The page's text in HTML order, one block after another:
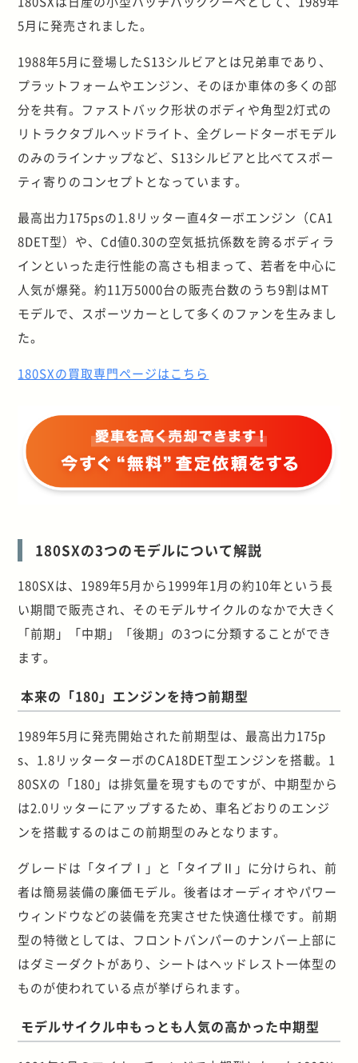
5月に発売されました。
1988年5月に登場したS13シルビアとは兄弟車であり、
プラットフォームやエンジン、そのほか車体の多くの部
分を共有。ファストバック形状のボディや角型2灯式の
リトラクタブルヘッドライト、全グレードターボモデル
のみのラインナップなど、S13シルビアと比べてスポー
ティ寄りのコンセプトとなっています。
最高出力175psの1.8リッター直4ターボエンジン（CA1
8DET型）や、Cd値0.30の空気抵抗係数を誇るボディラ
インといった走行性能の高さも相まって、若者を中心に
人気が爆発。約11万5000台の販売台数のうち9割はMT
モデルで、スポーツカーとして多くのファンを生みまし
た。
180SXの買取専門ページはこちら
180SXの3つのモデルについて解説
180SXは、1989年5月から1999年1月の約10年という長
い期間で販売され、そのモデルサイクルのなかで大きく
「前期」「中期」「後期」の3つに分類することができ
ます。
本来の「180」エンジンを持つ前期型
1989年5月に発売開始された前期型は、最高出力175p
s、1.8リッターターボのCA18DET型エンジンを搭載。1
80SXの「180」は排気量を現すものですが、中期型から
は2.0リッターにアップするため、車名どおりのエンジ
ンを搭載するのはこの前期型のみとなります。
グレードは「タイプⅠ」と「タイプⅡ」に分けられ、前
者は簡易装備の廉価モデル。後者はオーディオやパワー
ウィンドウなどの装備を充実させた快適仕様です。前期
型の特徴としては、フロントバンパーのナンバー上部に
はダミーダクトがあり、シートはヘッドレスト一体型の
ものが使われている点が挙げられます。
モデルサイクル中もっとも人気の高かった中期型